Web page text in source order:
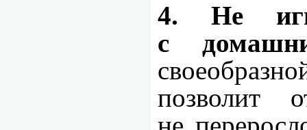
4. Не
с
позволит